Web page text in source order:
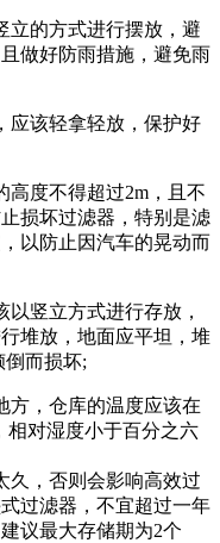
立的方式进行摆放，避
做好防雨措施，避免雨
应该轻拿轻放，保护好
高度不得超过2m，且不
损坏过滤器，特别是滤
以防止因汽车的晃动而
竖立方式进行存放，
堆放，地面应平坦，堆
倒而损坏;
方，仓库的温度应该在
对湿度小于百分之六
久，否则会影响高效过
过滤器，不宜超过一年
议最大存储期为2个